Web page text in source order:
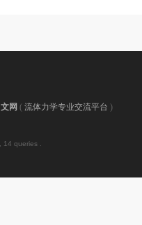
网 ( 流体力学专业交流平台 )
queries .